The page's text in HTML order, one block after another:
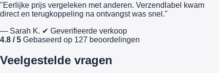
"Eerlijke prijs vergeleken met anderen. Verzendlabel kwam
direct en terugkoppeling na ontvangst was snel."
— Sarah K. ✔ Geverifieerde verkoop
4.8 / 5 Gebaseerd op 127 beoordelingen
Veelgestelde vragen